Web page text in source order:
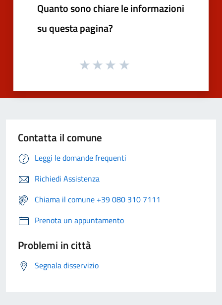
Quanto sono chiare le informazioni
su questa pagina?
Contatta il comune
Leggi le domande frequenti
Richiedi Assistenza
Chiama il comune +39 080 310 7111
Prenota un appuntamento
Problemi in città
Segnala disservizio